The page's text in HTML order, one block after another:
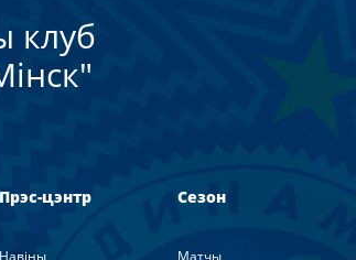
клуб
Прэс-цэнтр
Навiны
Сезон
Матчы